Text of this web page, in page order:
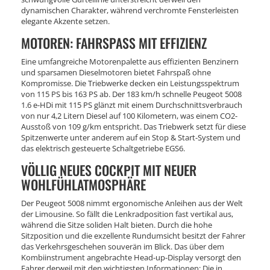
dynamischen Charakter, während verchromte Fensterleisten
elegante Akzente setzen.
MOTOREN: FAHRSPASS MIT EFFIZIENZ
Eine umfangreiche Motorenpalette aus effizienten Benzinern
und sparsamen Dieselmotoren bietet Fahrspaß ohne
Kompromisse. Die Triebwerke decken ein Leistungsspektrum
von 115 PS bis 163 PS ab. Der 183 km/h schnelle Peugeot 5008
1.6 e-HDi mit 115 PS glänzt mit einem Durchschnittsverbrauch
von nur 4,2 Litern Diesel auf 100 Kilometern, was einem CO2-
Ausstoß von 109 g/km entspricht. Das Triebwerk setzt für diese
Spitzenwerte unter anderem auf ein Stop & Start-System und
das elektrisch gesteuerte Schaltgetriebe EGS6.
VÖLLIG NEUES COCKPIT MIT NEUER
WOHLFÜHLATMOSPHÄRE
Der Peugeot 5008 nimmt ergonomische Anleihen aus der Welt
der Limousine. So fällt die Lenkradposition fast vertikal aus,
während die Sitze soliden Halt bieten. Durch die hohe
Sitzposition und die exzellente Rundumsicht besitzt der Fahrer
das Verkehrsgeschehen souverän im Blick. Das über dem
Kombiinstrument angebrachte Head-up-Display versorgt den